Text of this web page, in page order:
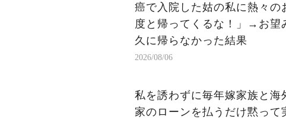
癌で入院した姑の私に熱々
度と帰ってくるな！」→お望
久に帰らなかった結果
2026/08/06
私を誘わずに毎年嫁家族と
家のローンを払うだけ黙っ